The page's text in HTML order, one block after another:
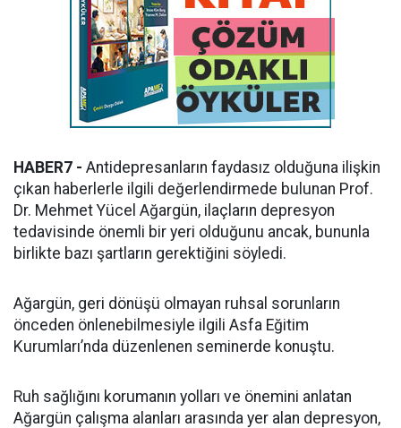
HABER7 - Antidepresanların faydasız olduğuna ilişkin
çıkan haberlerle ilgili değerlendirmede bulunan Prof.
Dr. Mehmet Yücel Ağargün, ilaçların depresyon
tedavisinde önemli bir yeri olduğunu ancak, bununla
birlikte bazı şartların gerektiğini söyledi.
Ağargün, geri dönüşü olmayan ruhsal sorunların
önceden önlenebilmesiyle ilgili Asfa Eğitim
Kurumları’nda düzenlenen seminerde konuştu.
Ruh sağlığını korumanın yolları ve önemini anlatan
Ağargün çalışma alanları arasında yer alan depresyon,